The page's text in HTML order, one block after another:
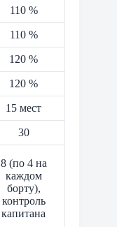
110 %
110 %
120 %
120 %
15 мест
30
8 (по 4 на
каждом
борту),
контроль
капитана